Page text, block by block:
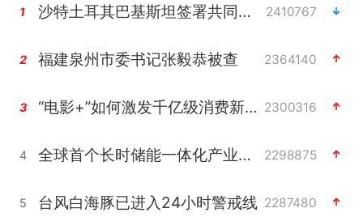
1 沙特土耳其巴基斯坦签署共同防务协议 2410767
2 福建泉州市委书记张毅恭被查 2364140
3 “电影+”如何激发千亿级消费新活力？ 2300316
4 全球首个长时储能一体化产业园量产 2298875
5 台风白海豚已进入24小时警戒线 2287480